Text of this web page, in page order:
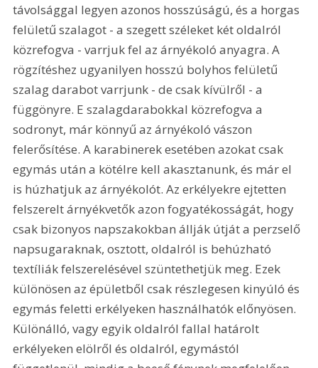
távolsággal legyen azonos hosszúságú, és a horgas
felületű szalagot - a szegett széleket két oldalról
közrefogva - varrjuk fel az árnyékoló anyagra. A
rögzítéshez ugyanilyen hosszú bolyhos felületű
szalag darabot varrjunk - de csak kívülről - a
függönyre. E szalagdarabokkal közrefogva a
sodronyt, már könnyű az árnyékoló vászon
felerősítése. A karabinerek esetében azokat csak
egymás után a kötélre kell akasztanunk, és már el
is húzhatjuk az árnyékolót. Az erkélyekre ejtetten
felszerelt árnyékvetők azon fogyatékosságát, hogy
csak bizonyos napszakokban állják útját a perzselő
napsugaraknak, osztott, oldalról is behúzható
textíliák felszerelésével szüntethetjük meg. Ezek
különösen az épületből csak részlegesen kinyúló és
egymás feletti erkélyeken használhatók előnyösen.
Különálló, vagy egyik oldalról fallal határolt
erkélyeken elölről és oldalról, egymástól